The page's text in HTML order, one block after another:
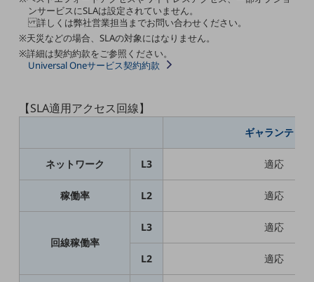
業務支援・マーケティング
災害対策・BCP
課題・ニーズで探す
コミュニケーション・情報共有
災害対策
職場環境整備
ンサービスにSLAは設定されていません。
詳しくは弊社営業担当までお問い合わせください。
※天災などの場合、SLAの対象にはなりません。
※詳細は契約約款をご参照ください。
Universal Oneサービス契約約款
【SLA適用アクセス回線】
ギャランティ
ネットワーク L3 適応
稼働率 L2 適応
回線稼働率
L3 適応
L2 適応